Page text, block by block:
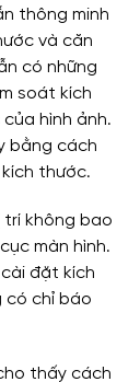
thông minh
và căn
có những
soát kích
hình ảnh.
bằng cách
thước.
không bao
màn hình.
đặt kích
có chỉ báo
thấy cách